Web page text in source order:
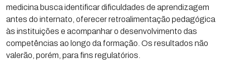
medicina busca identificar dificuldades de aprendizagem
antes do internato, oferecer retroalimentação pedagógica
às instituições e acompanhar o desenvolvimento das
competências ao longo da formação. Os resultados não
valerão, porém, para fins regulatórios.